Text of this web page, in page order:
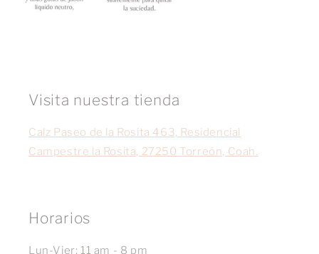
Visita nuestra tienda
Calz Paseo de la Rosita 463, Residencial
Campestre la Rosita, 27250 Torreón, Coah.
Horarios
Lun-Vier: 11 am - 8 pm